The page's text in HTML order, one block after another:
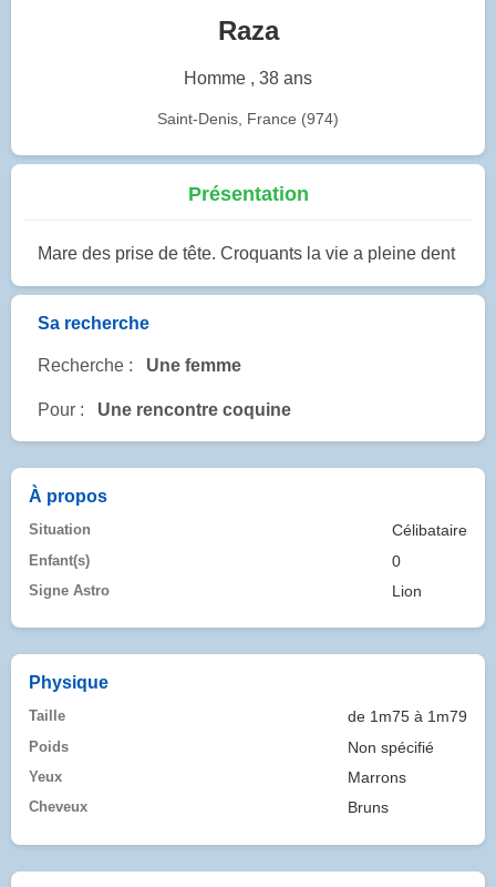
Raza
Homme , 38 ans
Saint-Denis, France (974)
Présentation
Mare des prise de tête. Croquants la vie a pleine dent
Sa recherche
Recherche : Une femme
Pour : Une rencontre coquine
À propos
Situation Célibataire
Enfant(s) 0
Signe Astro Lion
Physique
Taille de 1m75 à 1m79
Poids Non spécifié
Yeux Marrons
Cheveux Bruns